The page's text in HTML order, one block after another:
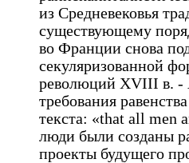
из Средневековья
существующему
во Франции снова
секуляризованной
революций XVIII в. -
требования
текста: «that all men
люди были созданы
проекты будущего